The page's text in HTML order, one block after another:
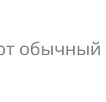
обычный